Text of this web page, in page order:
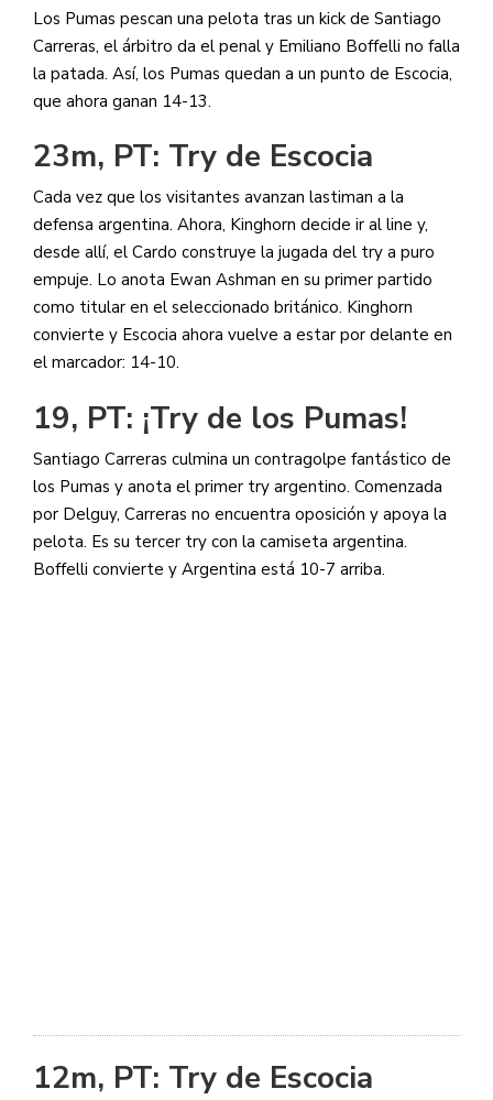
Los Pumas pescan una pelota tras un kick de Santiago
Carreras, el árbitro da el penal y Emiliano Boffelli no falla
la patada. Así, los Pumas quedan a un punto de Escocia,
que ahora ganan 14-13.
23m, PT: Try de Escocia
Cada vez que los visitantes avanzan lastiman a la
defensa argentina. Ahora, Kinghorn decide ir al line y,
desde allí, el Cardo construye la jugada del try a puro
empuje. Lo anota Ewan Ashman en su primer partido
como titular en el seleccionado británico. Kinghorn
convierte y Escocia ahora vuelve a estar por delante en
el marcador: 14-10.
19, PT: ¡Try de los Pumas!
Santiago Carreras culmina un contragolpe fantástico de
los Pumas y anota el primer try argentino. Comenzada
por Delguy, Carreras no encuentra oposición y apoya la
pelota. Es su tercer try con la camiseta argentina.
Boffelli convierte y Argentina está 10-7 arriba.
12m, PT: Try de Escocia